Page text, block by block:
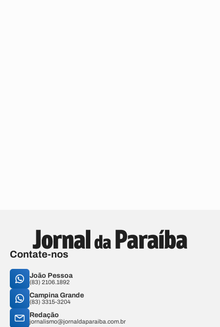
Contate-nos
João Pessoa
(83) 2106.1892
Campina Grande
(83) 3315-3204
Redação
jornalismo@jornaldaparaiba.com.br